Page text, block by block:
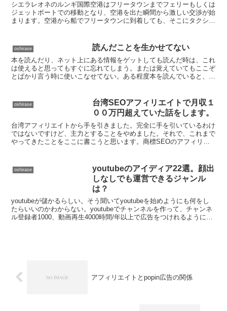
シエラレオネのルンギ国際空港はフリータウンまでフェリーもしくは
ジェットボートでの移動となり、空港を出た瞬間から激しい交渉が始
まります。空港から船でフリータウンに到着しても、そこにタクシー
oshirase 読んだことを生かせてない
本を読んだり、ネット上にある情報をゲットしても読んだ時は、これ
は使えると思ってもすぐに忘れてしまう。または覚えていてもここぞ
とばかり言う時に使いこなせてない。ある程度本を読んでいると、も
oshirase
台湾SEOアフィリエイトで月収１
００万円超えていた話をします。
台湾アフィリエイトから手を引きました。完全に手を引いているわけ
ではないですけど、主力とすることをやめました。それで、これまで
やってきたことをここに書こうと思います。商標SEOのアフィリエ
oshirase
youtubeのアイディア22選。顔出
しなしでも運営できるジャンル
は？
youtubeが儲かるらしい。そう聞いてyoutubeを始めようにも何をし
たらいいのかわからない。youtubeでチャンネルを作って、チャンネ
ル登録者1000、動画再生4000時間/年以上で広告をつけれるようにな
アフィリエイトとpopin広告の関係